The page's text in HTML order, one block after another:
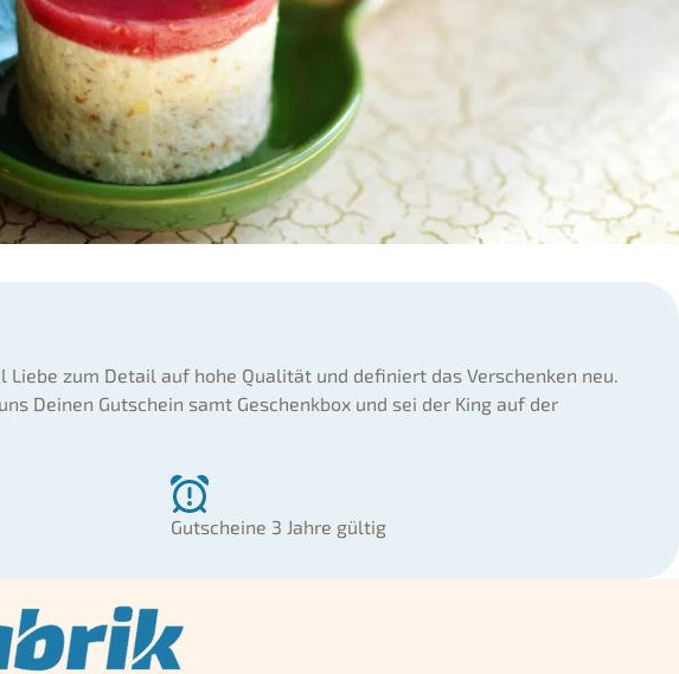
zum Detail auf hohe Qualität und definiert das Verschenken neu.
Deinen Gutschein samt Geschenkbox und sei der King auf der
Gutscheine 3 Jahre gültig